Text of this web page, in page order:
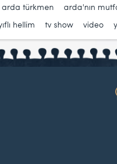
arda türkmen arda'nın
hellim tv show video